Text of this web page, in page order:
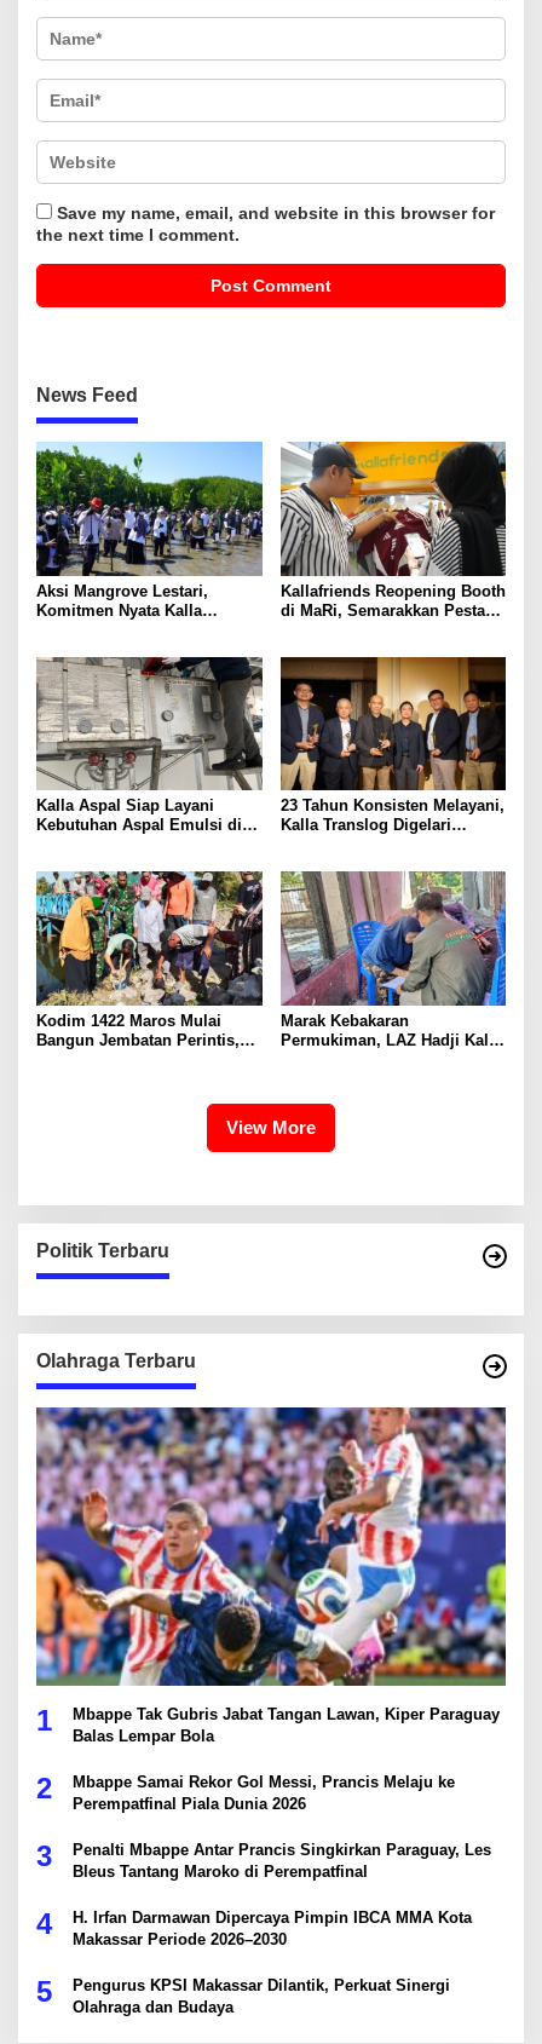
Save my name, email, and website in this browser for
the next time I comment.
News Feed
Aksi Mangrove Lestari,
Komitmen Nyata Kalla
Kallafriends Reopening Booth
di MaRi, Semarakkan Pesta
Kalla Aspal Siap Layani
Kebutuhan Aspal Emulsi di
23 Tahun Konsisten Melayani,
Kalla Translog Digelari
Kodim 1422 Maros Mulai
Bangun Jembatan Perintis,
Marak Kebakaran
Permukiman, LAZ Hadji Kalla
View More
Politik Terbaru
Olahraga Terbaru
1
Mbappe Tak Gubris Jabat Tangan Lawan, Kiper Paraguay
Balas Lempar Bola
2
Mbappe Samai Rekor Gol Messi, Prancis Melaju ke
Perempatfinal Piala Dunia 2026
3
Penalti Mbappe Antar Prancis Singkirkan Paraguay, Les
Bleus Tantang Maroko di Perempatfinal
4
H. Irfan Darmawan Dipercaya Pimpin IBCA MMA Kota
Makassar Periode 2026–2030
5
Pengurus KPSI Makassar Dilantik, Perkuat Sinergi
Olahraga dan Budaya